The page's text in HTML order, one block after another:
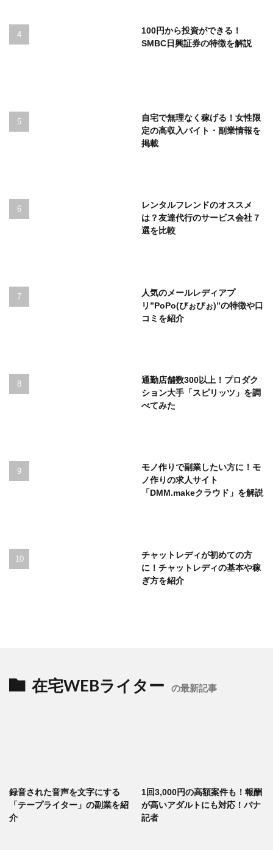
100円から投資ができる！
SMBC日興証券の特徴を解説
自宅で無理なく稼げる！女性限
定の高収入バイト・副業情報を
掲載
レンタルフレンドのオススメ
は？友達代行のサービス会社７
選を比較
人気のメールレディアプ
リ”PoPo(ぴぉぴぉ)”の特徴や口
コミを紹介
通勤店舗数300以上！プロダク
ション大手「スピリッツ」を調
べてみた
モノ作りで副業したい方に！モ
ノ作りの求人サイト
「DMM.makeクラウド」を解説
チャットレディが初めての方
に！チャットレディの基本や稼
ぎ方を紹介
在宅WEBライター の最新記事
録音された音声を文字にする
「テープライター」の副業を紹
介
1回3,000円の高額案件も！報酬
が高いアダルトにも対応！バナ
記者